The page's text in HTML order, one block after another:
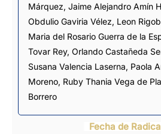
Márquez, Jaime Alejandro Amín
Obdulio Gaviria Vélez, Leon
Maria del Rosario Guerra de la
Tovar Rey, Orlando Castañeda
Susana Valencia Laserna, Paola
Moreno, Ruby Thania Vega de
Borrero
Fecha de